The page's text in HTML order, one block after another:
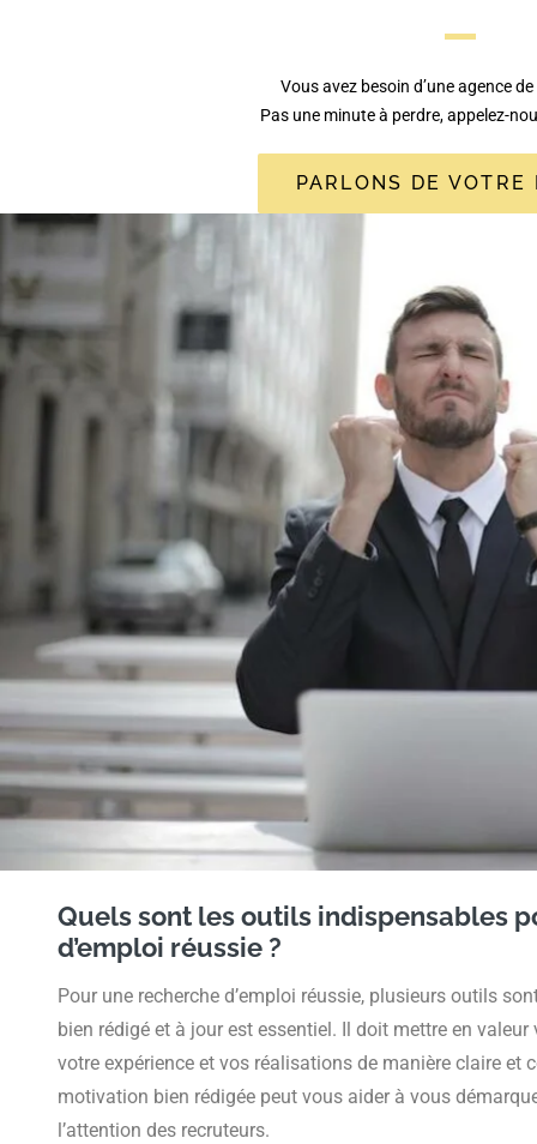
Vous avez besoin d’une agence
Pas une minute à perdre, appelez-
PARLONS DE VOTRE
Quels sont les outils indispensables
d’emploi réussie ?
Pour une recherche d’emploi réussie, plusieurs outils
bien rédigé et à jour est essentiel. Il doit mettre en
votre expérience et vos réalisations de manière claire et
motivation bien rédigée peut vous aider à vous
l’attention des recruteurs.